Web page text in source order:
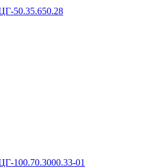
50.35.650.28
100.70.3000.33-01